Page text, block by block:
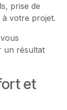
prise de
à votre projet.
vous
un résultat
et